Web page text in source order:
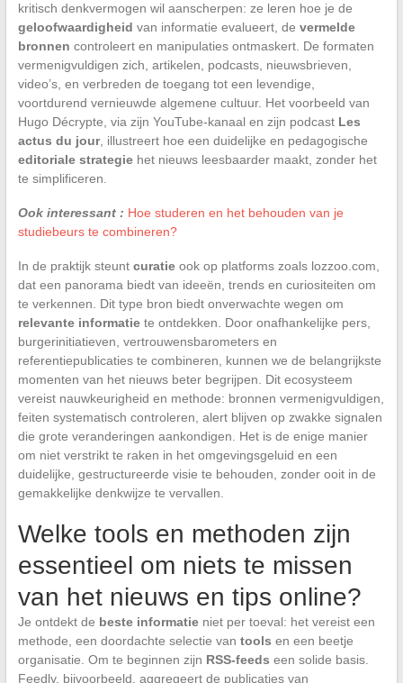
kritisch denkvermogen wil aanscherpen: ze leren hoe je de
geloofwaardigheid van informatie evalueert, de vermelde
bronnen controleert en manipulaties ontmaskert. De formaten
vermenigvuldigen zich, artikelen, podcasts, nieuwsbrieven,
video’s, en verbreden de toegang tot een levendige,
voortdurend vernieuwde algemene cultuur. Het voorbeeld van
Hugo Décrypte, via zijn YouTube-kanaal en zijn podcast Les
actus du jour, illustreert hoe een duidelijke en pedagogische
editoriale strategiehet nieuws leesbaarder maakt, zonder het
te simplificeren.
Ook interessant : Hoe studeren en het behouden van je
studiebeurs te combineren?
In de praktijk steunt curatieook op platforms zoals lozzoo.com,
dat een panorama biedt van ideeën, trends en curiositeiten om
te verkennen. Dit type bron biedt onverwachte wegen om
relevante informatiete ontdekken. Door onafhankelijke pers,
burgerinitiatieven, vertrouwensbarometers en
referentiepublicaties te combineren, kunnen we de belangrijkste
momenten van het nieuws beter begrijpen. Dit ecosysteem
vereist nauwkeurigheid en methode: bronnen vermenigvuldigen,
feiten systematisch controleren, alert blijven op zwakke signalen
die grote veranderingen aankondigen. Het is de enige manier
om niet verstrikt te raken in het omgevingsgeluid en een
duidelijke, gestructureerde visie te behouden, zonder ooit in de
gemakkelijke denkwijze te vervallen.
Welke tools en methoden zijn
essentieel om niets te missen
van het nieuws en tips online?
Je ontdekt de beste informatieniet per toeval: het vereist een
methode, een doordachte selectie van tools en een beetje
organisatie. Om te beginnen zijn RSS-feeds een solide basis.
Feedly, bijvoorbeeld, aggregeert de publicaties van